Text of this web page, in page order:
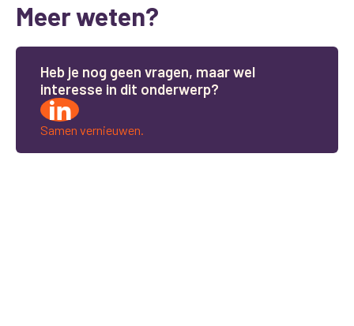
Meer weten?
Heb je nog geen vragen, maarwel
interesse in dit onderwerp?
Samen vernieuwen.